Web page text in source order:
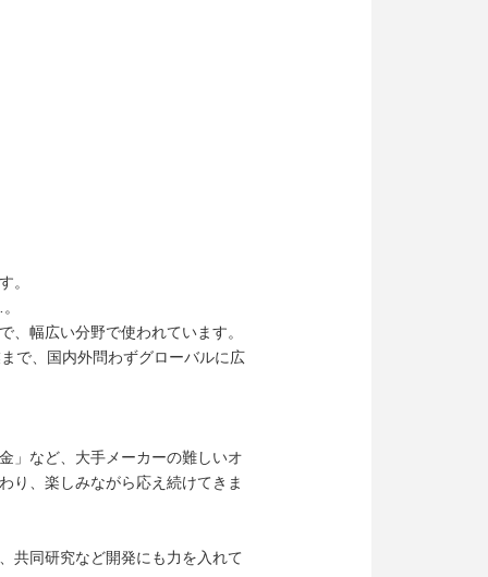
。
、幅広い分野で使われています。
で、国内外問わずグローバルに広
」など、大手メーカーの難しいオ
り、楽しみながら応え続けてきま
共同研究など開発にも力を入れて